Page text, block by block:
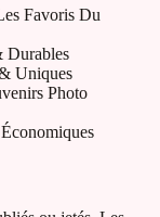
Favoris Du
Durables
Uniques
Photo